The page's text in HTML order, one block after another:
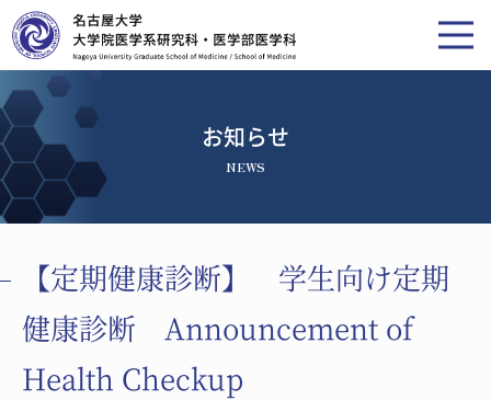
お知らせ
NEWS
【定期健康診断】 学生向け定期
健康診断 Announcement of
Health Checkup